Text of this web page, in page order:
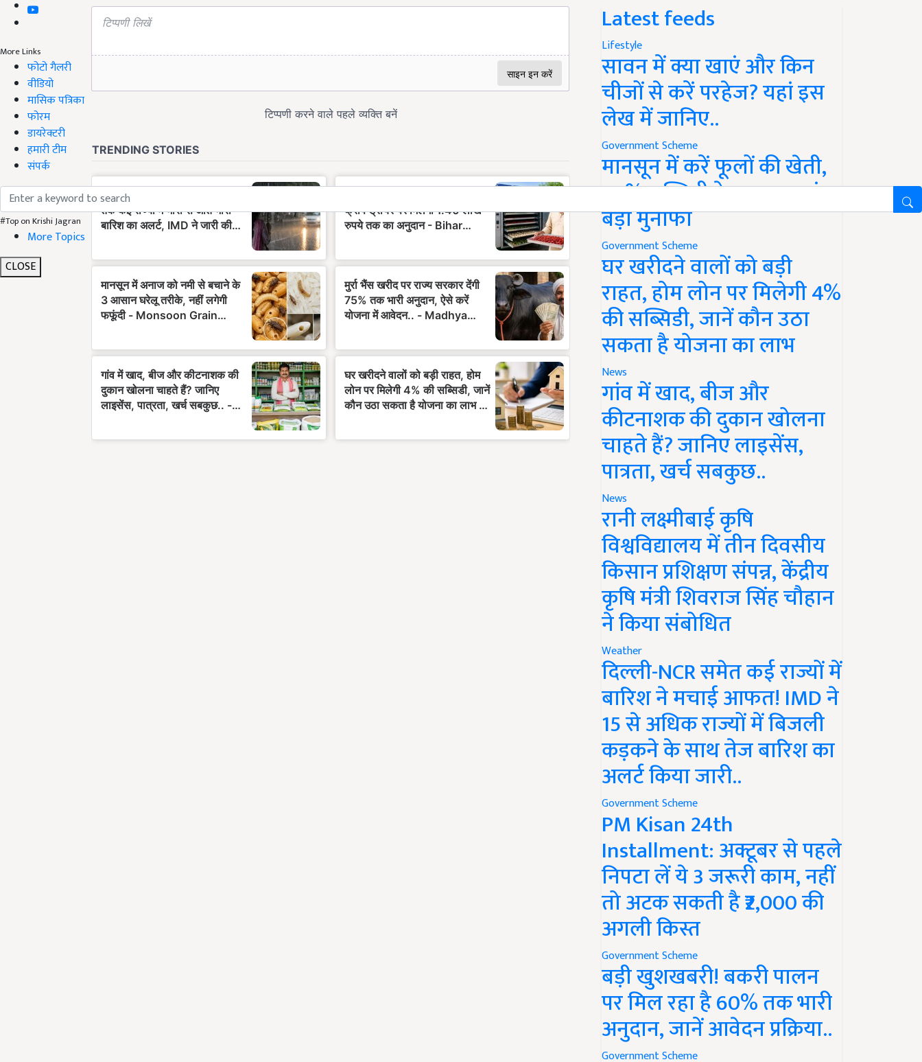
More Links
फोटो गैलरी
वीडियो
मासिक पत्रिका
फोरम
डायरेक्टरी
हमारी टीम
संपर्क
#Top on Krishi Jagran
More Topics
CLOSE
Latest feeds
Lifestyle
सावन में क्या खाएं और किन
चीजों से करें परहेज? यहां इस
लेख में जानिए..
Government Scheme
मानसून में करें फूलों की खेती,
50% सब्सिडी के साथ कमाएं
बड़ा मुनाफा
Government Scheme
घर खरीदने वालों को बड़ी
राहत, होम लोन पर मिलेगी 4%
की सब्सिडी, जानें कौन उठा
सकता है योजना का लाभ
News
गांव में खाद, बीज और
कीटनाशक की दुकान खोलना
चाहते हैं? जानिए लाइसेंस,
पात्रता, खर्च सबकुछ..
News
रानी लक्ष्मीबाई कृषि
विश्वविद्यालय में तीन दिवसीय
किसान प्रशिक्षण संपन्न, केंद्रीय
कृषि मंत्री शिवराज सिंह चौहान
ने किया संबोधित
Weather
दिल्ली-NCR समेत कई राज्यों में
बारिश ने मचाई आफत! IMD ने
15 से अधिक राज्यों में बिजली
कड़कने के साथ तेज बारिश का
अलर्ट किया जारी..
Government Scheme
PM Kisan 24th
Installment: अक्टूबर से पहले
निपटा लें ये 3 जरूरी काम, नहीं
तो अटक सकती है ₹2,000 की
अगली किस्त
Government Scheme
बड़ी खुशखबरी! बकरी पालन
पर मिल रहा है 60% तक भारी
अनुदान, जानें आवेदन प्रक्रिया..
Government Scheme